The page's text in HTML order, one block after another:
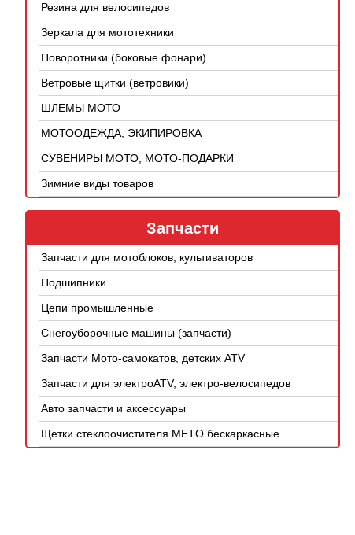
Резина для велосипедов
Зеркала для мототехники
Поворотники (боковые фонари)
Ветровые щитки (ветровики)
ШЛЕМЫ МОТО
МОТООДЕЖДА, ЭКИПИРОВКА
СУВЕНИРЫ МОТО, МОТО-ПОДАРКИ
Зимние виды товаров
Запчасти
Запчасти для мотоблоков, культиваторов
Подшипники
Цепи промышленные
Снегоуборочные машины (запчасти)
Запчасти Мото-самокатов, детских ATV
Запчасти для электроATV, электро-велосипедов
Авто запчасти и аксессуары
Щетки стеклоочистителя METO бескаркасные